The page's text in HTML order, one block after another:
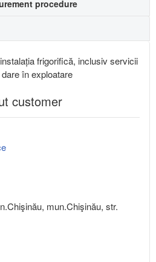
procedure
frigorifică, inclusiv servicii
în exploatare
customer
mun.Chişinău, str.